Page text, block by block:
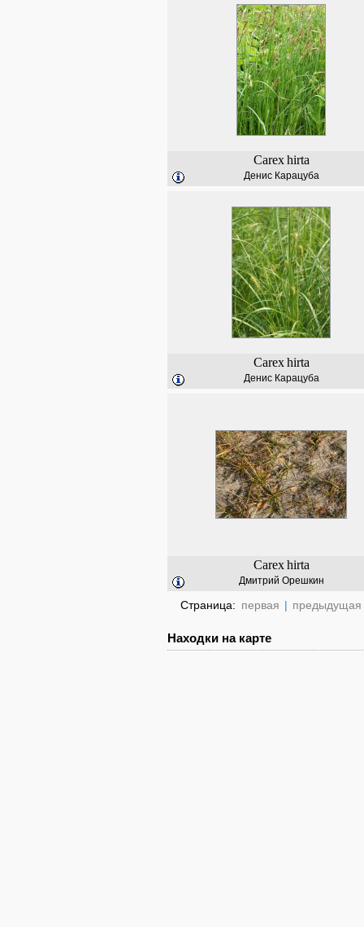
Carex hirta
Денис Карацуба
Carex hirta
Денис Карацуба
Carex hirta
Дмитрий Орешкин
Страница: первая | предыдущая
Находки на карте